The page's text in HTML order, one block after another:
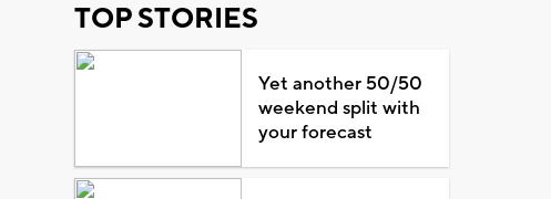
TOP STORIES
Yet another 50/50
weekend split with
your forecast